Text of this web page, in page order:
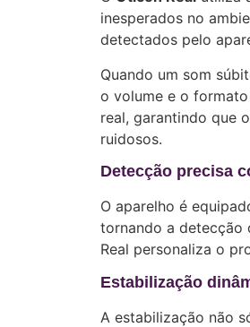
inesperados no
detectados pelo
Quando um som
o volume e o
real, garantindo que
ruidosos.
Detecção precisa
O aparelho é
tornando a detecção
Real personaliza o
Estabilização
A estabilização não